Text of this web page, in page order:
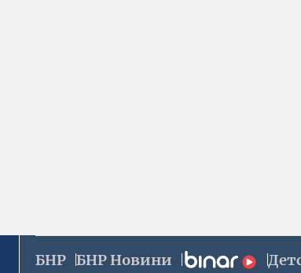
БНР БНР Новини